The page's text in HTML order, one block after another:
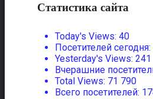
Статистика сайта
Today's Views: 40
Посетителей сегодня:
Yesterday's Views: 241
Вчерашние
Total Views: 71 790
Всего посетителей: